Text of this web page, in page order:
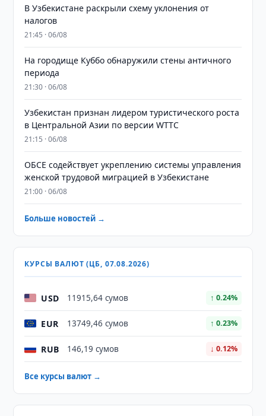
В Узбекистане раскрыли схему уклонения от
налогов
21:45 · 06/08
На городище Куббо обнаружили стены античного
периода
21:30 · 06/08
Узбекистан признан лидером туристического роста
в Центральной Азии по версии WTTC
21:15 · 06/08
ОБСЕ содействует укреплению системы управления
женской трудовой миграцией в Узбекистане
21:00 · 06/08
Больше новостей →
КУРСЫ ВАЛЮТ (ЦБ, 07.08.2026)
USD 11915,64 сумов ↑ 0.24%
EUR 13749,46 сумов ↑ 0.23%
RUB 146,19 сумов ↓ 0.12%
Все курсы валют →